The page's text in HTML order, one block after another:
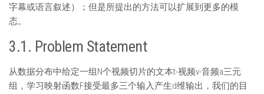
字幕或语言叙述）；但是所提出的方法可以扩展到更多的模
态。
3.1. Problem Statement
从数据分布中给定一组N个视频切片的文本t-视频v-音频a三元
组，学习映射函数F接受最多三个输入产生d维输出，我们的目